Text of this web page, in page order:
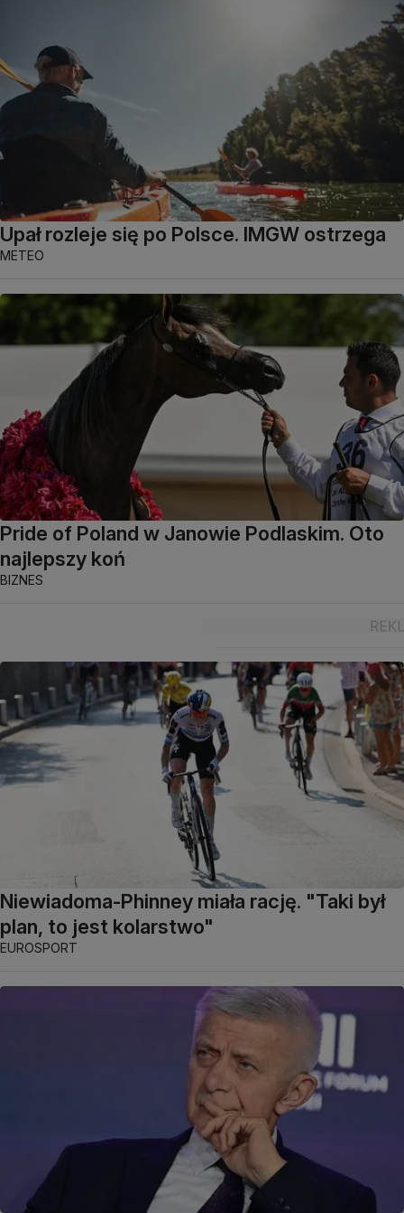
Upał rozleje się po Polsce. IMGW ostrzega
METEO
Pride of Poland w Janowie Podlaskim. Oto
najlepszy koń
BIZNES
Niewiadoma-Phinney miała rację. "Taki był
plan, to jest kolarstwo"
EUROSPORT